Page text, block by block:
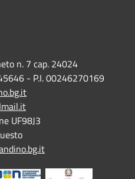
n. 7 cap. 24024
- P.I. 00246270169
UF98J3